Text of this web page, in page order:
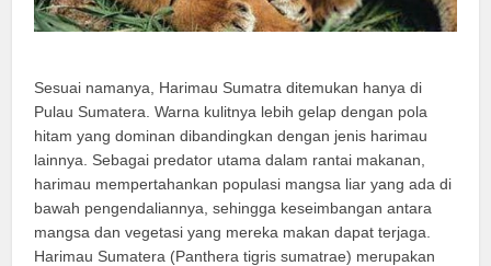
Sesuai namanya, Harimau Sumatra ditemukan hanya di
Pulau Sumatera. Warna kulitnya lebih gelap dengan pola
hitam yang dominan dibandingkan dengan jenis harimau
lainnya. Sebagai predator utama dalam rantai makanan,
harimau mempertahankan populasi mangsa liar yang ada di
bawah pengendaliannya, sehingga keseimbangan antara
mangsa dan vegetasi yang mereka makan dapat terjaga.
Harimau Sumatera (Panthera tigris sumatrae) merupakan